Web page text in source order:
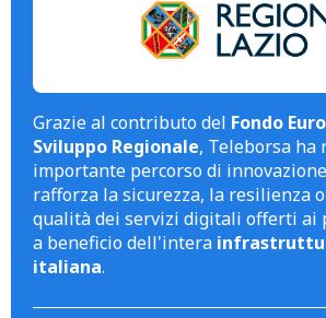
Grazie al contributo del Fondo
Sviluppo Regionale, Teleborsa ha
importante percorso di
rafforza la sicurezza, la resilienza
qualità dei servizi digitali offerti
a beneficio dell'intera
italiana.